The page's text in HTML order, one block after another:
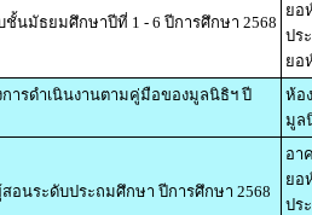
ชั้นมัธยมศึกษาปีที่ 1 - 6 ปีการศึกษา 2568
ยอ
ปร
ยอ
ารดำเนินงานตามคู่มือของมูลนิธิฯ ปี
ห้อ
มูล
อนระดับประถมศึกษา ปีการศึกษา 2568
อา
ยอ
ปร